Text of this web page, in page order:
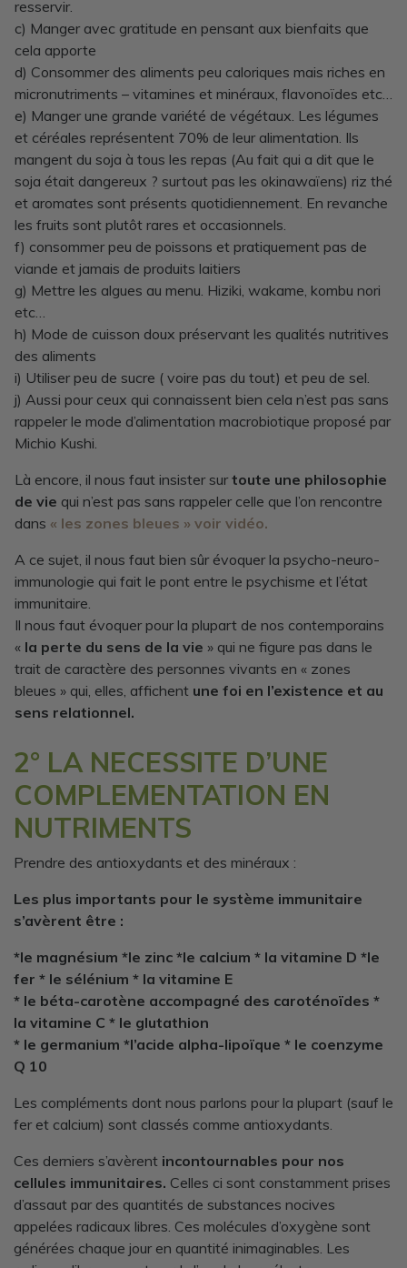
resservir.
c) Manger avec gratitude en pensant aux bienfaits que
cela apporte
d) Consommer des aliments peu caloriques mais riches en
micronutriments – vitamines et minéraux, flavonoïdes etc…
e) Manger une grande variété de végétaux. Les légumes
et céréales représentent 70% de leur alimentation. Ils
mangent du soja à tous les repas (Au fait qui a dit que le
soja était dangereux ? surtout pas les okinawaïens) riz thé
et aromates sont présents quotidiennement. En revanche
les fruits sont plutôt rares et occasionnels.
f) consommer peu de poissons et pratiquement pas de
viande et jamais de produits laitiers
g) Mettre les algues au menu. Hiziki, wakame, kombu nori
etc…
h) Mode de cuisson doux préservant les qualités nutritives
des aliments
i) Utiliser peu de sucre ( voire pas du tout) et peu de sel.
j) Aussi pour ceux qui connaissent bien cela n’est pas sans
rappeler le mode d’alimentation macrobiotique proposé par
Michio Kushi.
Là encore, il nous faut insister sur toute une philosophie
de vie qui n’est pas sans rappeler celle que l’on rencontre
dans « les zones bleues » voir vidéo.
A ce sujet, il nous faut bien sûr évoquer la psycho-neuro-
immunologie qui fait le pont entre le psychisme et l’état
immunitaire.
Il nous faut évoquer pour la plupart de nos contemporains
« la perte du sens de la vie » qui ne figure pas dans le
trait de caractère des personnes vivants en « zones
bleues » qui, elles, affichent une foi en l’existence et au
sens relationnel.
2° LA NECESSITE D’UNE
COMPLEMENTATION EN
NUTRIMENTS
Prendre des antioxydants et des minéraux :
Les plus importants pour le système immunitaire
s’avèrent être :
*le magnésium *le zinc *le calcium * la vitamine D *le
fer * le sélénium * la vitamine E
* le béta-carotène accompagné des caroténoïdes *
la vitamine C * le glutathion
* le germanium *l’acide alpha-lipoïque * le coenzyme
Q 10
Les compléments dont nous parlons pour la plupart (sauf le
fer et calcium) sont classés comme antioxydants.
Ces derniers s’avèrent incontournables pour nos
cellules immunitaires. Celles ci sont constamment prises
d’assaut par des quantités de substances nocives
appelées radicaux libres. Ces molécules d’oxygène sont
générées chaque jour en quantité inimaginables. Les